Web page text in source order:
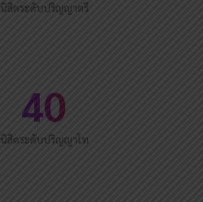
นิสิตระดับปริญญาตรี
40
นิสิตระดับปริญญาโท